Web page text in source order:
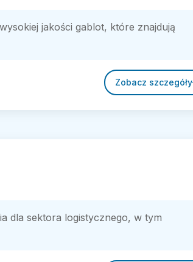
jakości gablot, które znajdują
Zobacz szczegóły
dla sektora logistycznego, w tym